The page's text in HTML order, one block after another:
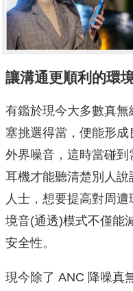
讓溝通更順利的環
有鑑於現今大多數真
塞挑選得當，便能形
外界噪音，這時當碰
耳機才能聽清楚別人
人士，想要提高對周
境音(通透)模式不僅能
安全性。
現今除了 ANC 降噪真